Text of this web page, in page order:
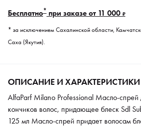
Бесплатно* при заказе от 11 000 ₽
* за исключением Сахалинской области,
Саха (Якутия).
ОПИСАНИЕ И ХАРАКТЕРИСТИКИ
AlfaParf Milano Professional Масло-спрей
кончиков волос, придающее блеск Sdl
125 мл Масло-спрей придает волосам